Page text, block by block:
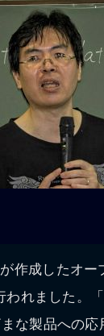
作成したオー
われました。
な製品への